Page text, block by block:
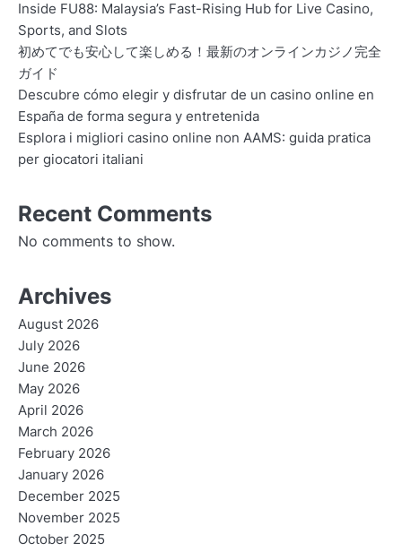
Inside FU88: Malaysia’s Fast-Rising Hub for Live Casino,
Sports, and Slots
初めてでも安心して楽しめる！最新のオンラインカジノ完全
ガイド
Descubre cómo elegir y disfrutar de un casino online en
España de forma segura y entretenida
Esplora i migliori casino online non AAMS: guida pratica
per giocatori italiani
Recent Comments
No comments to show.
Archives
August 2026
July 2026
June 2026
May 2026
April 2026
March 2026
February 2026
January 2026
December 2025
November 2025
October 2025